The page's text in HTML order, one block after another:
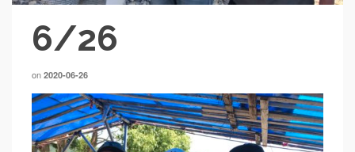
6/26
on 2020-06-26